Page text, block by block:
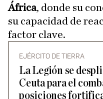
África, donde su
su capacidad de
factor clave.
EJÉRCITO DE TIERRA
La Legión se
Ceuta para el
posiciones